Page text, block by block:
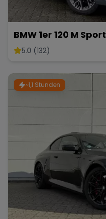
BMW 1er 120 M Sport
5.0 (132)
~1,1 Stunden